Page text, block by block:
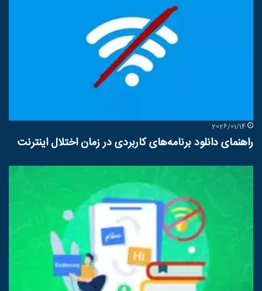
2026/01/14
راهنمای دانلود برنامه‌های کاربردی در زمان اختلال اینترنت